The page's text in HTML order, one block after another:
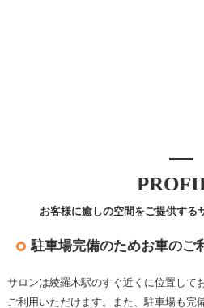
お客様に癒しの空間をご提供する
駐車場完備のためお車のご
サロンは綾羅木駅のすぐ近くに位置して
ご利用いただけます。また、駐車場も完